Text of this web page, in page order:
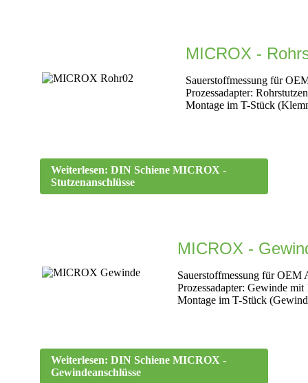
MICROX -
Sauerstoffmessung für
Prozessadapter:
Montage im T-Stück
Weiterlesen: DIN Schiene MICROX -
Stutzenanschlüsse
MICROX -
Sauerstoffmessung für OEM
Prozessadapter: Gewinde
Montage im T-Stück
Weiterlesen: DIN Schiene MICROX -
Gewindeanschlüsse